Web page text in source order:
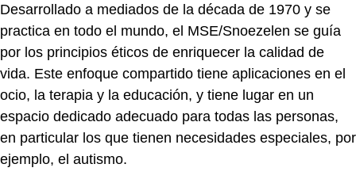
Desarrollado a mediados de la década de 1970 y se
practica en todo el mundo, el MSE/Snoezelen se guía
por los principios éticos de enriquecer la calidad de
vida. Este enfoque compartido tiene aplicaciones en el
ocio, la terapia y la educación, y tiene lugar en un
espacio dedicado adecuado para todas las personas,
en particular los que tienen necesidades especiales, por
ejemplo, el autismo.